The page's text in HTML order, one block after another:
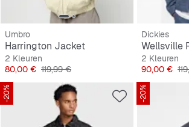
Umbro
Harrington Jacket
2 Kleuren
Prijs
80,00 € Originele Prijs
119,99 €
Dickies
Wellsville
2 Kleuren
Prijs
90,00 €
-20% -20%